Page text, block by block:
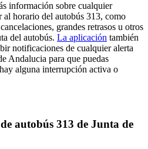
información sobre cualquier
al horario del autobús 313, como
grandes retrasos u otros
del autobús. La aplicación también
notificaciones de cualquier alerta
Andalucia para que puedas
alguna interrupción activa o
autobús 313 de Junta de